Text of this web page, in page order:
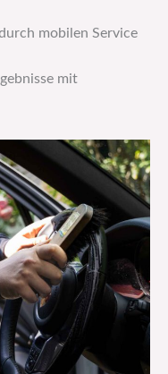
mobilen Service
mit